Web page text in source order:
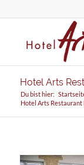
Hotel Arts
Du bist hier:
Hotel Arts Restaurant